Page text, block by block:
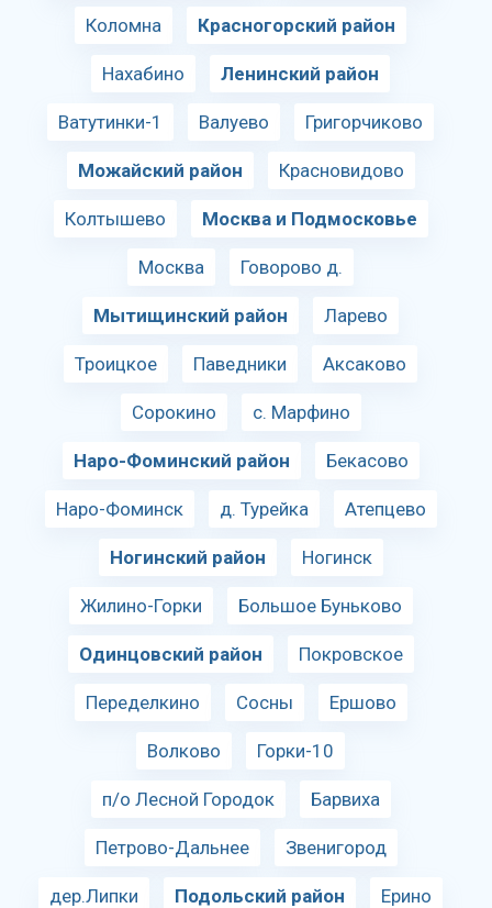
Коломна Красногорский район
Нахабино Ленинский район
Ватутинки-1 Валуево Григорчиково
Можайский район Красновидово
Колтышево Москва и Подмосковье
Москва Говорово д.
Мытищинский район Ларево
Троицкое Паведники Аксаково
Сорокино с. Марфино
Наро-Фоминский район Бекасово
Наро-Фоминск д. Турейка Атепцево
Ногинский район Ногинск
Жилино-Горки Большое Буньково
Одинцовский район Покровское
Переделкино Сосны Ершово
Волково Горки-10
п/о Лесной Городок Барвиха
Петрово-Дальнее Звенигород
дер.Липки Подольский район Ерино